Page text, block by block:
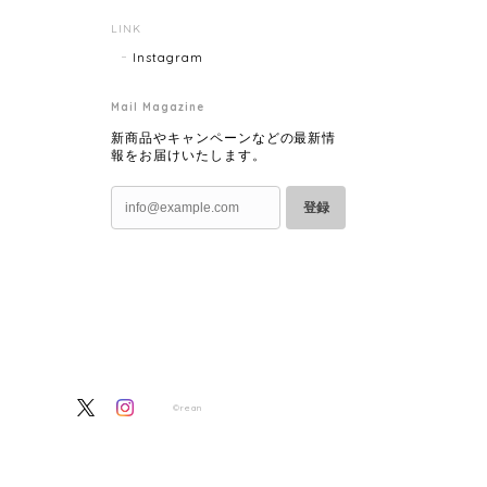
LINK
Instagram
Mail Magazine
新商品やキャンペーンなどの最新情
報をお届けいたします。
登録
©rean